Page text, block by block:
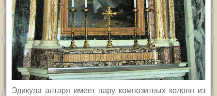
Эдикула алтаря имеет пару композитных колонн из